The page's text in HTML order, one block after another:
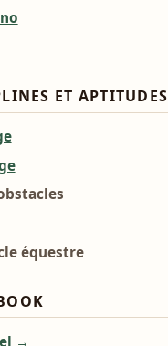
ET APTITUDES
équestre
→